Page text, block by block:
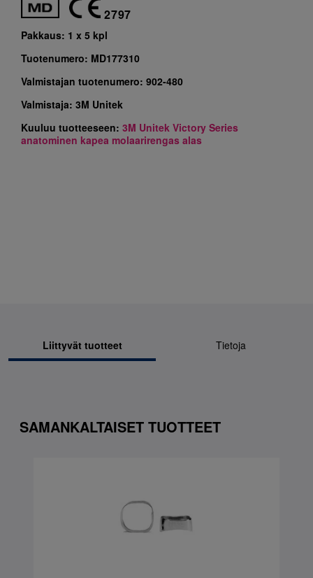
2797
Pakkaus: 1 x 5 kpl
Tuotenumero: MD177310
Valmistajan tuotenumero: 902-480
Valmistaja: 3M Unitek
Kuuluu tuotteeseen: 3M Unitek Victory Series
anatominen kapea molaarirengas alas
Liittyvät tuotteet Tietoja
SAMANKALTAISET TUOTTEET